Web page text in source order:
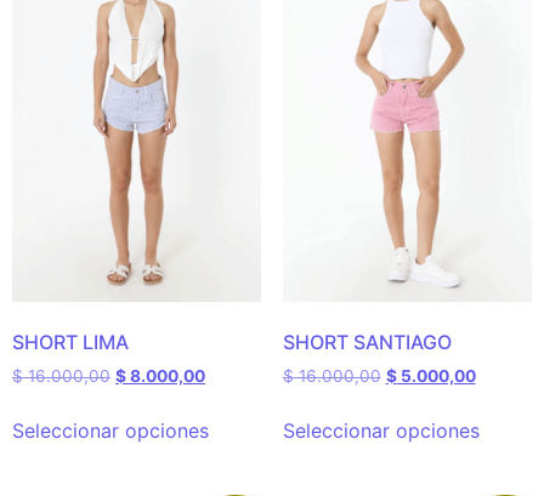
SHORT LIMA
$16.000,00 $8.000,00
Seleccionar opciones
SHORT SANTIAGO
$16.000,00 $5.000,00
Seleccionar opciones